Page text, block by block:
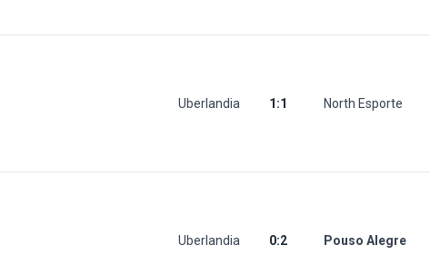
Uberlandia 1:1 North Esporte
Uberlandia 0:2 Pouso Alegre